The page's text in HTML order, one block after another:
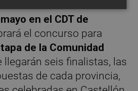
en el CDT de
el concurso para
de la Comunidad
llegarán seis finalistas, las
de cada provincia,